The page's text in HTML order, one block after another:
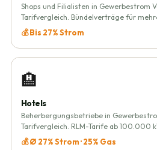
Shops und Filialisten in Gewerbestrom
Tarifvergleich. Bündelverträge für
💰 Bis 27% Strom
🏨
Hotels
Beherbergungsbetriebe in
Tarifvergleich. RLM-Tarife ab 100.000
💰 Ø 27% Strom · 25% Gas